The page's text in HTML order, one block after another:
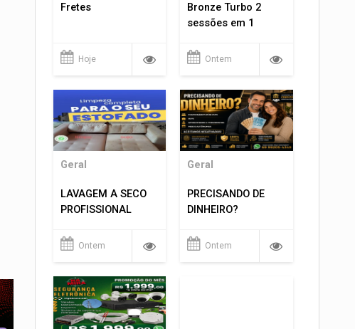
Fretes
Hoje
Bronze Turbo 2
sessões em 1
Ontem
Geral
LAVAGEM A SECO
PROFISSIONAL
Ontem
Geral
PRECISANDO DE
DINHEIRO?
Ontem